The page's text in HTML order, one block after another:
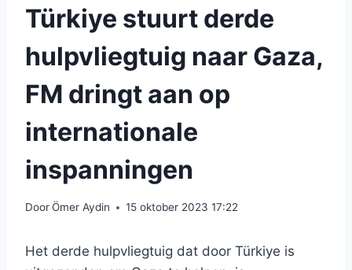
Türkiye stuurt derde
hulpvliegtuig naar Gaza,
FM dringt aan op
internationale
inspanningen
DoorÖmer Aydin 15 oktober 2023 17:22
Het derde hulpvliegtuig dat door Türkiye is